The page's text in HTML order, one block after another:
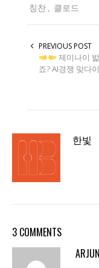
칭찬
클로드
PREVIOUS POST
제미나이
죠? AI경쟁 맞다
한빛
3 COMMENTS